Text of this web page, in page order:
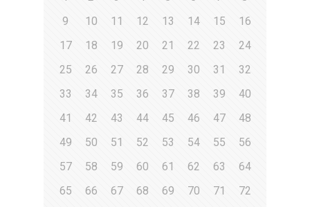
9
10 11 12 13 14 15
16
17
18 19 20 21 22 23
24
25
26 27 28 29 30 31
32
33
34 35 36 37 38 39
40
41
42 43 44 45 46 47
48
49
50 51 52 53 54 55
56
57
58 59 60 61 62 63
64
65
66 67 68 69 70 71
72